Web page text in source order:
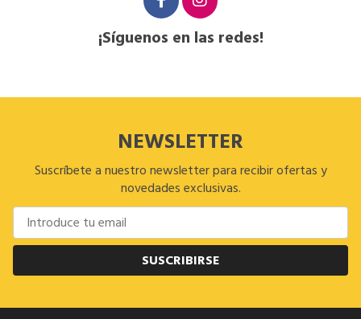
¡Síguenos en las redes!
NEWSLETTER
Suscríbete a nuestro newsletter para recibir ofertas y
novedades exclusivas.
SUSCRIBIRSE